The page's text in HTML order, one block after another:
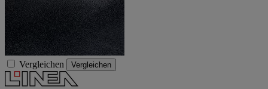
Vergleichen Vergleichen